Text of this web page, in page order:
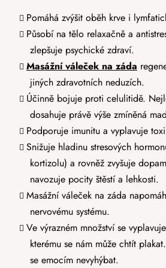
Pomáhá zvýšit oběh krve i
Působí na tělo relaxačně a
zlepšuje psychické zdraví.
Masážní váleček na záda
jiných zdravotních neduzích.
Účinně bojuje proti celulitidě.
dosahuje právě výše zmíněná
Podporuje imunitu a vyplavuje
Snižuje hladinu stresových
kortizolu) a rovněž zvyšuje
navozuje pocity štěstí a lehkosti.
Masážní váleček na záda
nervovému systému.
Ve výrazném množství se
kterému se nám může chtít
se emocím nevyhýbat.